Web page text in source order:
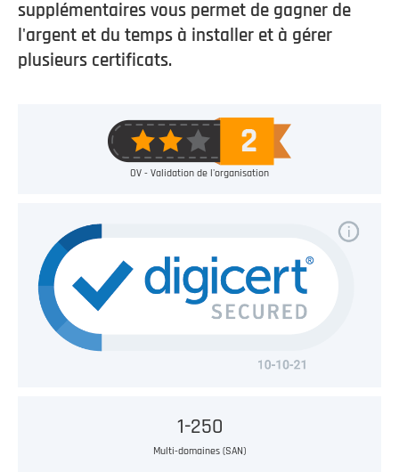
supplémentaires vous permet de gagner de
l'argent et du temps à installer et à gérer
plusieurs certificats.
OV - Validation de l'organisation
1-250
Multi-domaines (SAN)